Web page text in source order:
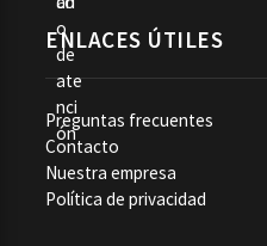
ENLACES ÚTILES
Preguntas frecuentes
Contacto
Nuestra empresa
Política de privacidad